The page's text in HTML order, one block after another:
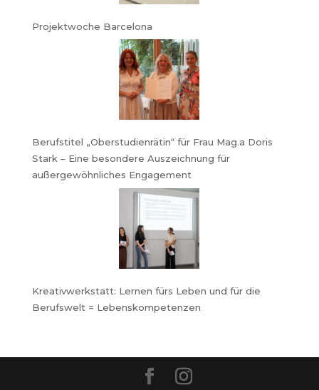
Projektwoche Barcelona
Berufstitel „Oberstudienrätin“ für Frau Mag.a Doris
Stark – Eine besondere Auszeichnung für
außergewöhnliches Engagement
Kreativwerkstatt: Lernen fürs Leben und für die
Berufswelt = Lebenskompetenzen